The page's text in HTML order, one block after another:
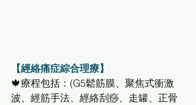
【經絡痛症綜合理療】
🍁療程包括：(G5鬆筋膜、聚焦式衝激
波、經筋手法、經絡刮痧、走罐、正骨